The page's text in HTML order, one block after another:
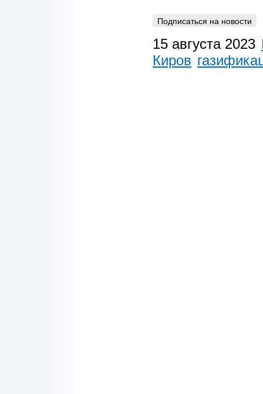
Подписаться на новости
15 августа 2023
Киров